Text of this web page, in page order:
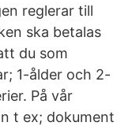
reglerar till
ska betalas
du som
1-ålder och 2-
På vår
t ex; dokument